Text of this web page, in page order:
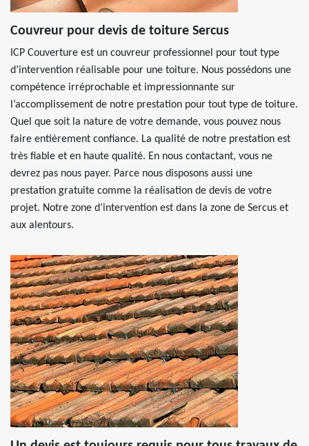
Couvreur pour devis de toiture Sercus
ICP Couverture est un couvreur professionnel pour tout type
d’intervention réalisable pour une toiture. Nous possédons une
compétence irréprochable et impressionnante sur
l’accomplissement de notre prestation pour tout type de toiture.
Quel que soit la nature de votre demande, vous pouvez nous
faire entièrement confiance. La qualité de notre prestation est
très fiable et en haute qualité. En nous contactant, vous ne
devrez pas nous payer. Parce nous disposons aussi une
prestation gratuite comme la réalisation de devis de votre
projet. Notre zone d’intervention est dans la zone de Sercus et
aux alentours.